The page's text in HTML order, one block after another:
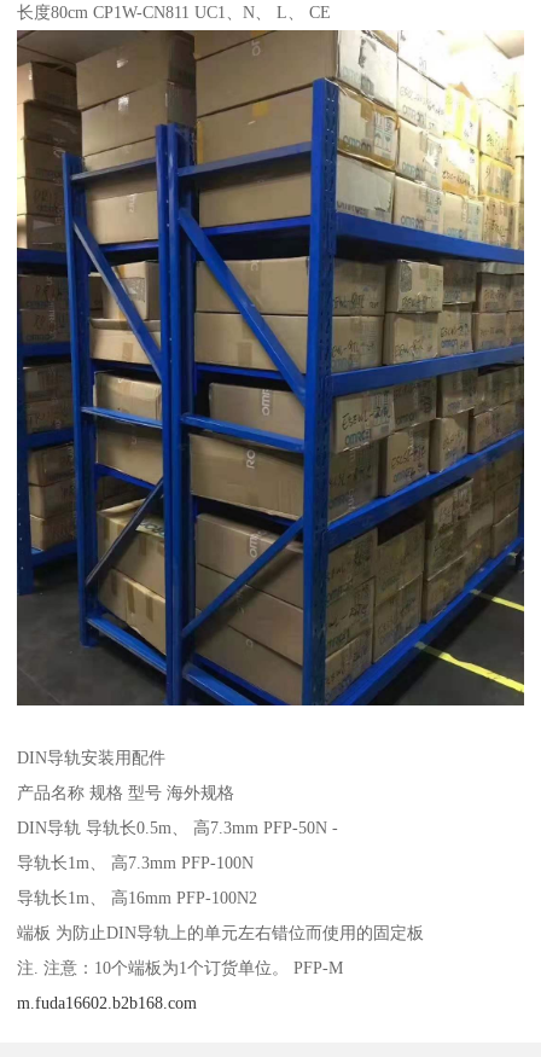
长度80cm CP1W-CN811 UC1、N、 L、 CE
DIN导轨安装用配件
产品名称 规格 型号 海外规格
DIN导轨 导轨长0.5m、 高7.3mm PFP-50N -
导轨长1m、 高7.3mm PFP-100N
导轨长1m、 高16mm PFP-100N2
端板 为防止DIN导轨上的单元左右错位而使用的固定板
注. 注意：10个端板为1个订货单位。 PFP-M
m.fuda16602.b2b168.com